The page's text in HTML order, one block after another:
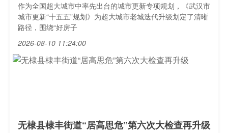
作为全国超大城市中率先出台的城市更新专项规划，《武汉市
城市更新“十五五”规划》为超大城市老城迭代升级划定了清晰
路径，围绕“好房子
2026-08-10 11:24:00
无棣县棣丰街道“居高思危”第六次大检查再升级